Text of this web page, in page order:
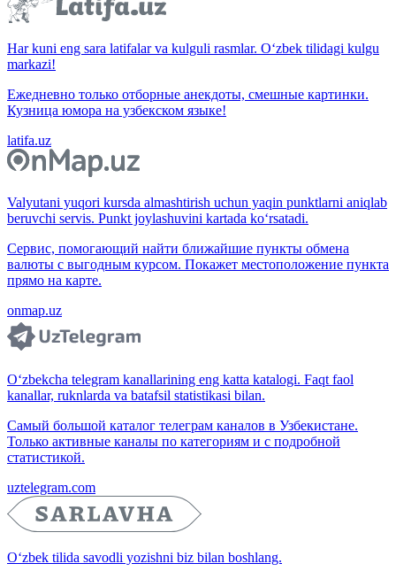
Har kuni eng sara latifalar va kulguli rasmlar. O‘zbek tilidagi kulgu
markazi!
Ежедневно только отборные анекдоты, смешные картинки.
Кузница юмора на узбекском языке!
latifa.uz
Valyutani yuqori kursda almashtirish uchun yaqin punktlarni aniqlab
beruvchi servis. Punkt joylashuvini kartada ko‘rsatadi.
Сервис, помогающий найти ближайшие пункты обмена
валюты с выгодным курсом. Покажет местоположение пункта
прямо на карте.
onmap.uz
O‘zbekcha telegram kanallarining eng katta katalogi. Faqt faol
kanallar, ruknlarda va batafsil statistikasi bilan.
Самый большой каталог телеграм каналов в Узбекистане.
Только активные каналы по категориям и с подробной
статистикой.
uztelegram.com
O‘zbek tilida savodli yozishni biz bilan boshlang.